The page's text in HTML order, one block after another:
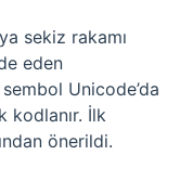
sekiz rakamı
eden
Unicode’da
kodlanır. İlk
önerildi.